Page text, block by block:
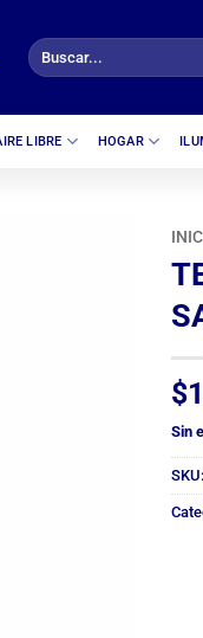
Buscar
por:
LIBRE HOGAR
$
Sin
SKU: